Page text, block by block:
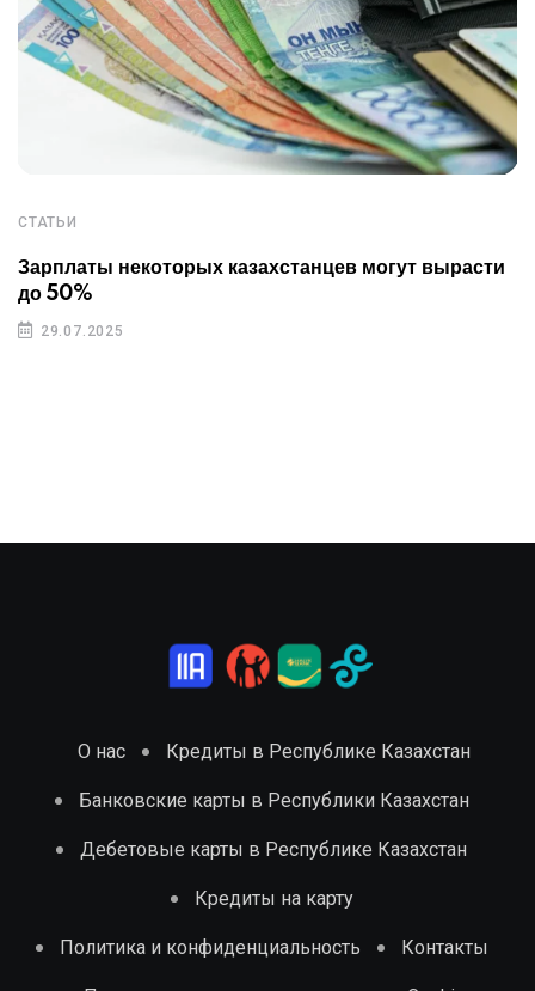
СТАТЬИ
Зарплаты некоторых казахстанцев могут вырасти
до 50%
29.07.2025
О нас Кредиты в Республике Казахстан
Банковские карты в Республики Казахстан
Дебетовые карты в Республике Казахстан
Кредиты на карту
Политика и конфиденциальность Контакты